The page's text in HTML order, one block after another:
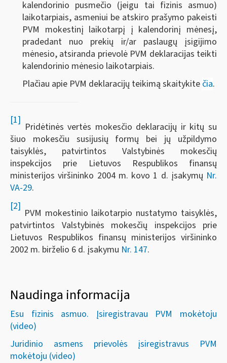
kalendorinio pusmečio (jeigu tai fizinis asmuo)
laikotarpiais, asmeniui be atskiro prašymo pakeisti
PVM mokestinį laikotarpį į kalendorinį mėnesį,
pradedant nuo prekių ir/ar paslaugų įsigijimo
mėnesio, atsiranda prievolė PVM deklaracijas teikti
kalendorinio mėnesio laikotarpiais.
Plačiau apie PVM deklaracijų teikimą skaitykite čia.
[1]
Pridėtinės vertės mokesčio deklaracijų ir kitų su
šiuo mokesčiu susijusių formų bei jų užpildymo
taisyklės, patvirtintos Valstybinės mokesčių
inspekcijos prie Lietuvos Respublikos finansų
ministerijos viršininko 2004 m. kovo 1 d. įsakymų Nr.
VA-29.
[2]
PVM mokestinio laikotarpio nustatymo taisyklės,
patvirtintos Valstybinės mokesčių inspekcijos prie
Lietuvos Respublikos finansų ministerijos viršininko
2002 m. birželio 6 d. įsakymu Nr. 147.
Naudinga informacija
Esu fizinis asmuo. Įsiregistravau PVM mokėtoju
(video)
Juridinio asmens prievolės įsiregistravus PVM
mokėtoju (video)